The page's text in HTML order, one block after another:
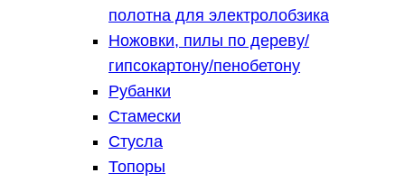
полотна для электролобзика
Ножовки, пилы по дереву/
гипсокартону/пенобетону
Рубанки
Стамески
Стусла
Топоры